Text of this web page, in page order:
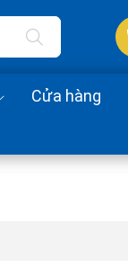
Cửa hàng